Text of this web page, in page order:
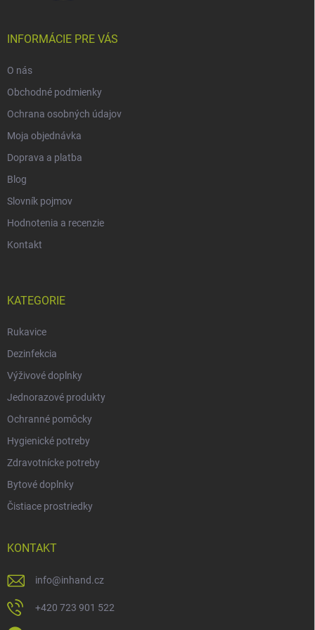
INFORMÁCIE PRE VÁS
O nás
Obchodné podmienky
Ochrana osobných údajov
Moja objednávka
Doprava a platba
Blog
Slovník pojmov
Hodnotenia a recenzie
Kontakt
KATEGORIE
Rukavice
Dezinfekcia
Výživové doplnky
Jednorazové produkty
Ochranné pomôcky
Hygienické potreby
Zdravotnícke potreby
Bytové doplnky
Čistiace prostriedky
KONTAKT
info@inhand.cz
+420 723 901 522